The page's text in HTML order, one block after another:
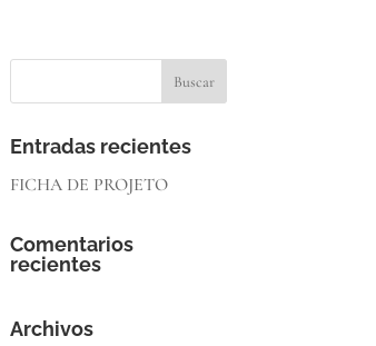
Entradas recientes
FICHA DE PROJETO
Comentarios
recientes
Archivos